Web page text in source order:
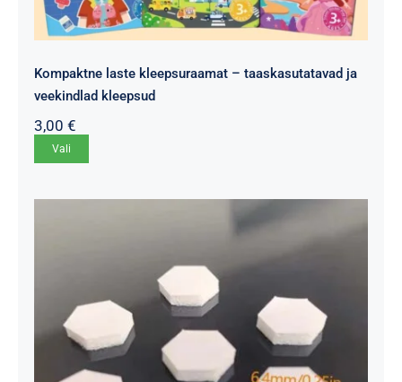
Kompaktne laste kleepsuraamat – taaskasutatavad ja
veekindlad kleepsud
3,00 €
Vali
tootelehel.